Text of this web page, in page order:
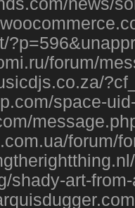
forum/
space-
forum/
shady-art-